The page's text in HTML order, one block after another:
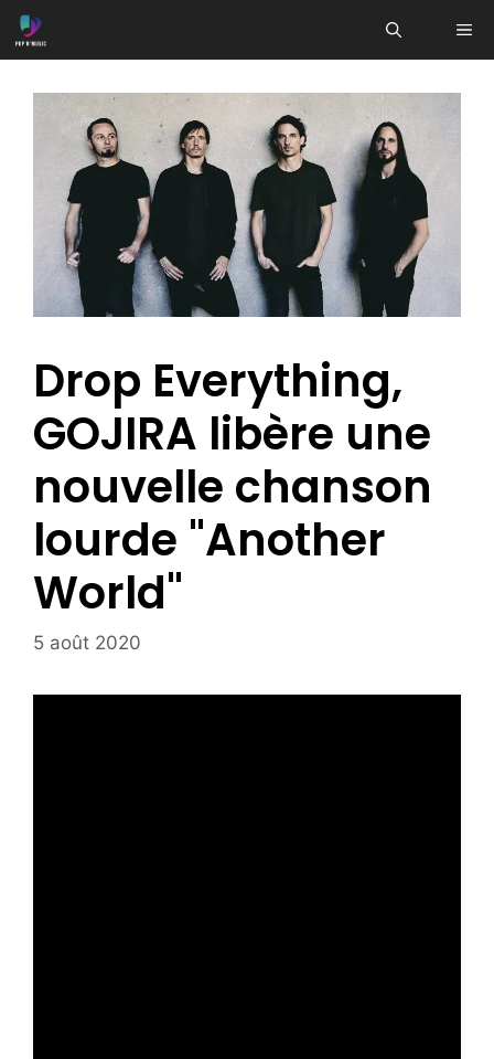
Aller
au
Drop Everything,
GOJIRA libère une
nouvelle chanson
lourde "Another
World"
5 août 2020